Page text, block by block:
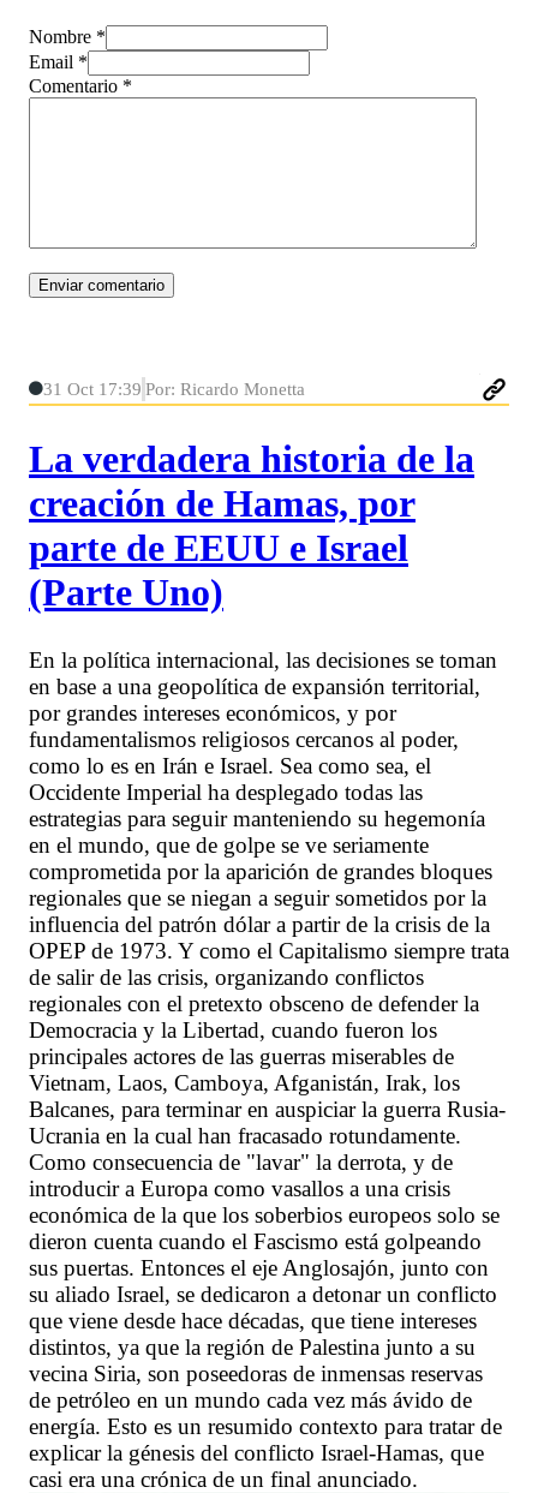
Nombre *
Email *
Comentario *
31 Oct 17:39 Por: Ricardo Monetta
La verdadera historia de la
creación de Hamas, por
parte de EEUU e Israel
(Parte Uno)
En la política internacional, las decisiones se toman
en base a una geopolítica de expansión territorial,
por grandes intereses económicos, y por
fundamentalismos religiosos cercanos al poder,
como lo es en Irán e Israel. Sea como sea, el
Occidente Imperial ha desplegado todas las
estrategias para seguir manteniendo su hegemonía
en el mundo, que de golpe se ve seriamente
comprometida por la aparición de grandes bloques
regionales que se niegan a seguir sometidos por la
influencia del patrón dólar a partir de la crisis de la
OPEP de 1973. Y como el Capitalismo siempre trata
de salir de las crisis, organizando conflictos
regionales con el pretexto obsceno de defender la
Democracia y la Libertad, cuando fueron los
principales actores de las guerras miserables de
Vietnam, Laos, Camboya, Afganistán, Irak, los
Balcanes, para terminar en auspiciar la guerra Rusia-
Ucrania en la cual han fracasado rotundamente.
Como consecuencia de "lavar" la derrota, y de
introducir a Europa como vasallos a una crisis
económica de la que los soberbios europeos solo se
dieron cuenta cuando el Fascismo está golpeando
sus puertas. Entonces el eje Anglosajón, junto con
su aliado Israel, se dedicaron a detonar un conflicto
que viene desde hace décadas, que tiene intereses
distintos, ya que la región de Palestina junto a su
vecina Siria, son poseedoras de inmensas reservas
de petróleo en un mundo cada vez más ávido de
energía. Esto es un resumido contexto para tratar de
explicar la génesis del conflicto Israel-Hamas, que
casi era una crónica de un final anunciado.